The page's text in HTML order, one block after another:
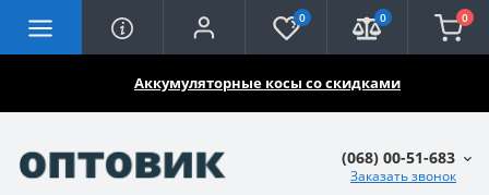
Аккумуляторные косы со скидками
0 0 0
(068) 00-51-683
Заказать звонок